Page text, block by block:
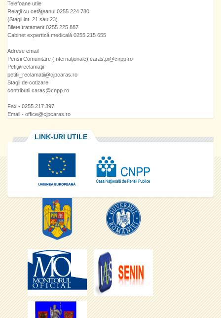
Telefoane utile
Relaţii cu cetăţeanul 0255 224 780
(Stagii int. 21 sau 23)
Bilete tratament 0255 225 887
Cabinet expertiză medicală 0255 215 655
Adrese email
Pensii Comunitare (Internaţionale) caras.pi@cnpp.ro
Petiţii/reclamaţii
petitii_reclamatii@cjpcaras.ro
Stagii de cotizare
contributii.caras@cnpp.ro
Fax - 0255 217 397
Email - office@cjpcaras.ro
LINK-URI UTILE